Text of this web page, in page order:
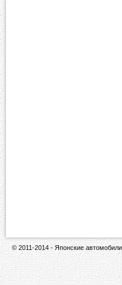
© 2011-2014 - Японские